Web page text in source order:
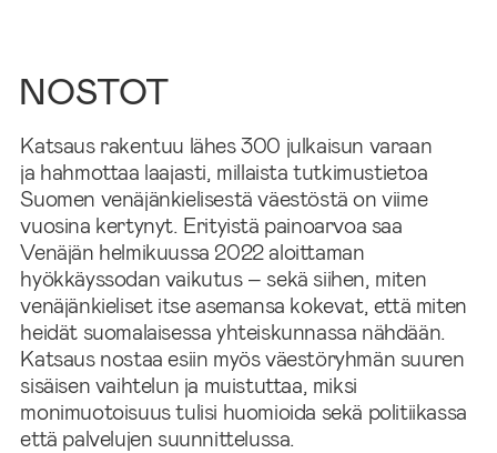
NOSTOT
Katsaus rakentuu lähes 300 julkaisun varaan
ja hahmottaa laajasti, millaista tutkimustietoa
Suomen venäjänkielisestä väestöstä on viime
vuosina kertynyt. Erityistä painoarvoa saa
Venäjän helmikuussa 2022 aloittaman
hyökkäyssodan vaikutus – sekä siihen, miten
venäjänkieliset itse asemansa kokevat, että miten
heidät suomalaisessa yhteiskunnassa nähdään.
Katsaus nostaa esiin myös väestöryhmän suuren
sisäisen vaihtelun ja muistuttaa, miksi
monimuotoisuus tulisi huomioida sekä politiikassa
että palvelujen suunnittelussa.